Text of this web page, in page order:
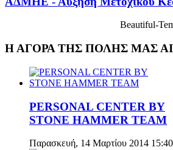
Beautiful-
Η ΑΓΟΡΑ ΤΗΣ ΠΟΛΗΣ ΜΑΣ
PERSONAL CENTER BY
STONE HAMMER TEAM
Παρασκευή, 14 Μαρτίου 2014 15:40